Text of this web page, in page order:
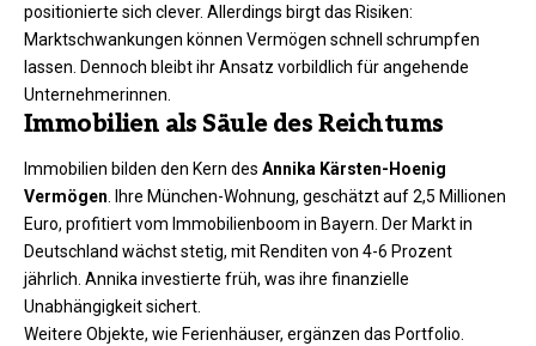
positionierte sich clever. Allerdings birgt das Risiken:
Marktschwankungen können Vermögen schnell schrumpfen
lassen. Dennoch bleibt ihr Ansatz vorbildlich für angehende
Unternehmerinnen.
Immobilien als Säule des Reichtums
Immobilien bilden den Kern des Annika Kärsten-Hoenig
Vermögen . Ihre München-Wohnung, geschätzt auf 2,5 Millionen
Euro, profitiert vom Immobilienboom in Bayern. Der Markt in
Deutschland wächst stetig, mit Renditen von 4-6 Prozent
jährlich. Annika investierte früh, was ihre finanzielle
Unabhängigkeit sichert.
Weitere Objekte, wie Ferienhäuser, ergänzen das Portfolio.